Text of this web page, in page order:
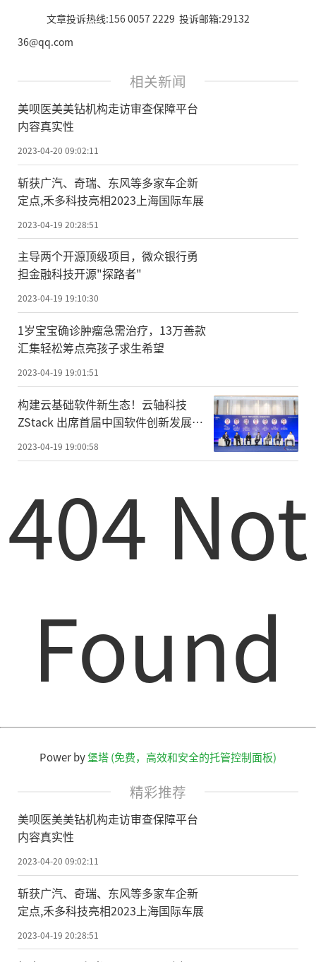
文章投诉热线:156 0057 2229 投诉邮箱:29132
36@qq.com
相关新闻
美呗医美美钻机构走访审查保障平台
内容真实性
2023-04-20 09:02:11
斩获广汽、奇瑞、东风等多家车企新
定点,禾多科技亮相2023上海国际车展
2023-04-19 20:28:51
主导两个开源顶级项目，微众银行勇
担金融科技开源"探路者"
2023-04-19 19:10:30
1岁宝宝确诊肿瘤急需治疗，13万善款
汇集轻松筹点亮孩子求生希望
2023-04-19 19:01:51
构建云基础软件新生态！云轴科技
ZStack 出席首届中国软件创新发展大
会
2023-04-19 19:00:58
404 Not
Found
Power by堡塔 (免费，高效和安全的托管控制面板)
精彩推荐
美呗医美美钻机构走访审查保障平台
内容真实性
2023-04-20 09:02:11
斩获广汽、奇瑞、东风等多家车企新
定点,禾多科技亮相2023上海国际车展
2023-04-19 20:28:51